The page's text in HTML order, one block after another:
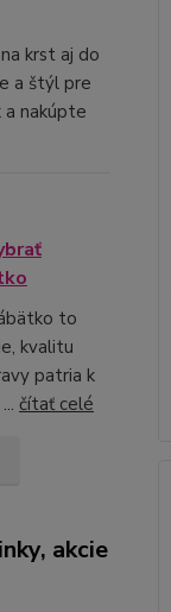
krst aj do
a štýl pre
a nakúpte
to
kvalitu
patria k
čítať celé
akcie